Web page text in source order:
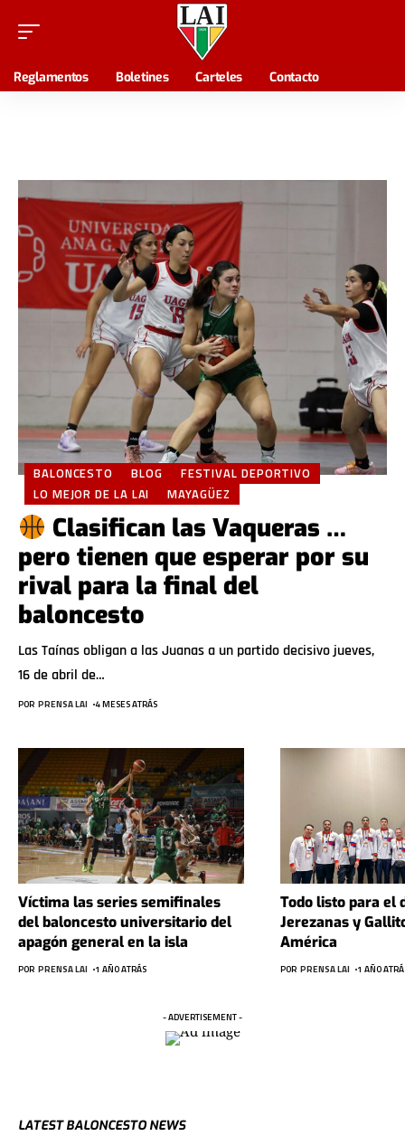
Reglamentos Boletines Carteles Contacto
BALONCESTO BLOG
FESTIVAL DEPORTIVO
LO MEJOR DE LA LAI
MAYAGÜEZ
Clasifican las Vaqueras …
pero tienen que esperar por su
rival para la final del
baloncesto
Las Taínas obligan a las Juanas a un partido decisivo jueves,
16 de abril de…
POR PRENSA LAI 4 MESES ATRÁS
Víctima las series semifinales
del baloncesto universitario del
apagón general en la isla
POR PRENSA LAI 1 AÑO ATRÁS
Todo listo para el
Jerezanas y
América
POR PRENSA LAI 1 AÑO
- ADVERTISEMENT -
LATEST BALONCESTO NEWS